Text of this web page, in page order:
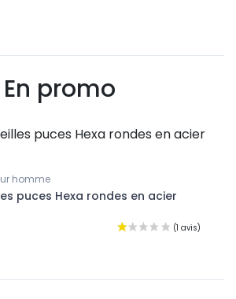
En promo
homme
puces Hexa rondes en acier